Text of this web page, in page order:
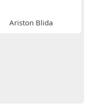
Ariston Blida